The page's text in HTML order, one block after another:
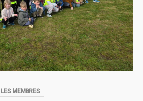
MEMBRES